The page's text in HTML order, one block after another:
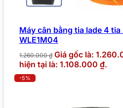
Máy cân bằng tia lade 4
WLE1M04
1.260.000₫ Giá gốc là:
hiện tại là: 1.108.000 ₫.
-5%